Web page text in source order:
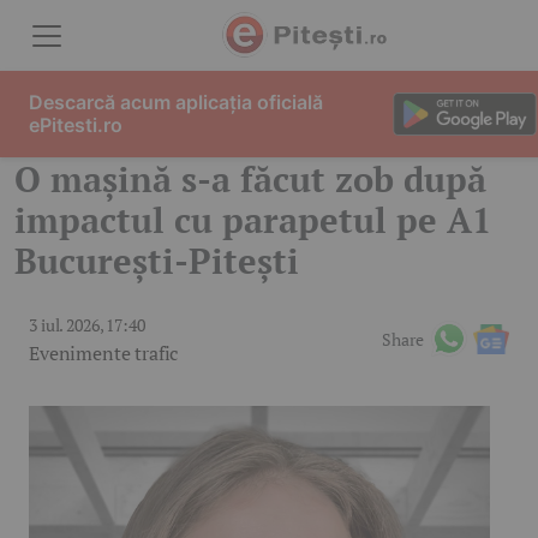
O mașină s-a făcut zob după
impactul cu parapetul pe A1
București-Pitești
3 iul. 2026, 17:40
Evenimente trafic
Share
Descarcă acum aplicația oficială
ePitesti.ro